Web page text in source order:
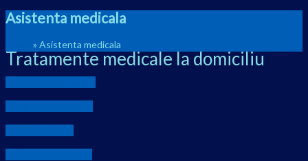
Asistenta medicala
» Asistenta medicala
Tratamente medicale la domiciliu